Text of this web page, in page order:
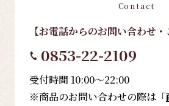
Contact
【お電話からのお問い合わせ
0853-22-2109
受付時間 10:00～22:00
※商品のお問い合わせの際は「